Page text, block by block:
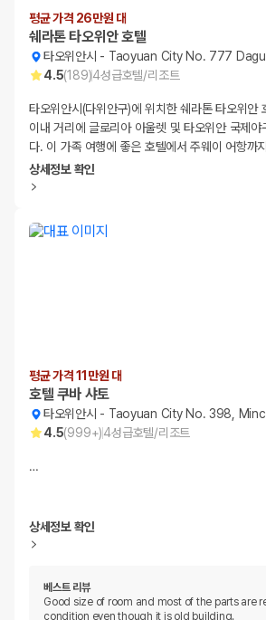
평균 가격 26만원 대
쉐라톤 타오위안 호텔
타오위안시 - Taoyuan City No. 777
4.5(189)4성급호텔/리조트
타오위안시(다위안구)에 위치한 쉐라톤 타오위안
이내 거리에 글로리아 아울렛 및 타오위안 국제야
다. 이 가족 여행에 좋은 호텔에서 주웨이 어항까
상세정보 확인
평균 가격 11만원 대
호텔 쿠바 샤토
타오위안시 - Taoyuan City No. 398,
4.5(999+)4성급호텔/리조트
…
상세정보 확인
베스트 리뷰
Good size of room and most of the parts are
condition even though it is old building.